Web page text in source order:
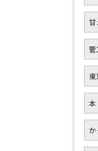
甘
管
東
本